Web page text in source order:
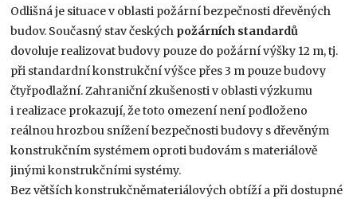
Odlišná je situace v oblasti požární bezpečnosti dřevěných
budov. Současný stav českých požárních standardů
dovoluje realizovat budovy pouze do požární výšky 12 m, tj.
při standardní konstrukční výšce přes 3 m pouze budovy
čtyřpodlažní. Zahraniční zkušenosti v oblasti výzkumu
i realizace prokazují, že toto omezení není podloženo
reálnou hrozbou snížení bezpečnosti budovy s dřevěným
konstrukčním systémem oproti budovám s materiálově
jinými konstrukčními systémy.
Bez větších konstrukčněmateriálových obtíží a při dostupné